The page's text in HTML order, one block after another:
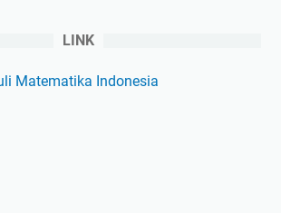
LINK
Matematika Indonesia